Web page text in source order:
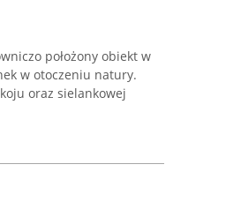
położony obiekt w
w otoczeniu natury.
oraz sielankowej